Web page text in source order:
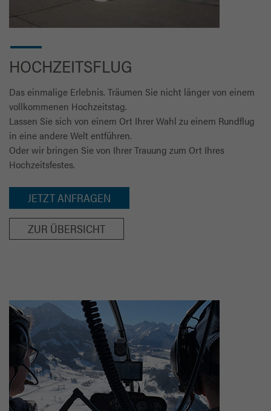
HOCHZEITSFLUG
Das einmalige Erlebnis. Träumen Sie nicht länger von einem
vollkommenen Hochzeitstag.
Lassen Sie sich von einem Ort Ihrer Wahl zu einem Rundflug
in eine andere Welt entführen.
Oder wir bringen Sie von Ihrer Trauung zum Ort Ihres
Hochzeitsfestes.
JETZT ANFRAGEN
ZUR ÜBERSICHT